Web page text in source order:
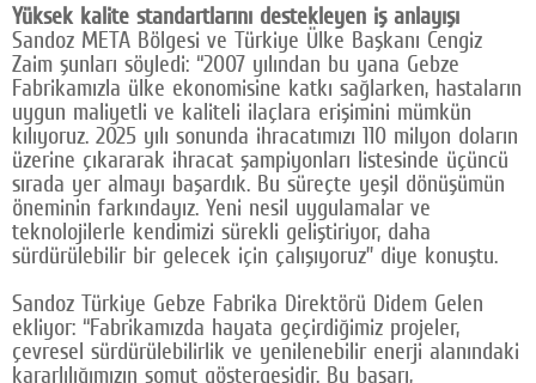
Yüksek kalite standartlarını destekleyen iş anlayışı
Sandoz META Bölgesi ve Türkiye Ülke Başkanı Cengiz
Zaim şunları söyledi: “2007 yılından bu yana Gebze
Fabrikamızla ülke ekonomisine katkı sağlarken, hastaların
uygun maliyetli ve kaliteli ilaçlara erişimini mümkün
kılıyoruz. 2025 yılı sonunda ihracatımızı 110 milyon doların
üzerine çıkararak ihracat şampiyonları listesinde üçüncü
sırada yer almayı başardık. Bu süreçte yeşil dönüşümün
öneminin farkındayız. Yeni nesil uygulamalar ve
teknolojilerle kendimizi sürekli geliştiriyor, daha
sürdürülebilir bir gelecek için çalışıyoruz” diye konuştu.
Sandoz Türkiye Gebze Fabrika Direktörü Didem Gelen
ekliyor: “Fabrikamızda hayata geçirdiğimiz projeler,
çevresel sürdürülebilirlik ve yenilenebilir enerji alanındaki
kararlılığımızın somut göstergesidir. Bu başarı,